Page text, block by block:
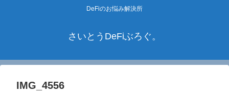
DeFiのお悩み解決所
さいとうDeFiぶろぐ。
IMG_4556